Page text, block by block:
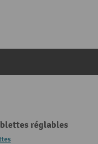
réglables